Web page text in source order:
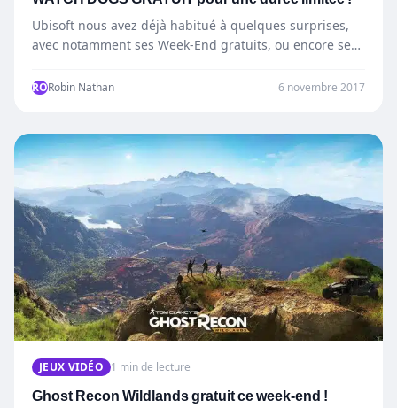
Ubisoft nous avez déjà habitué à quelques surprises,
avec notamment ses Week-End gratuits, ou encore ses
RORobin Nathan 6 novembre 2017
JEUX VIDÉO 1 min de lecture
Ghost Recon Wildlands gratuit ce week-end !